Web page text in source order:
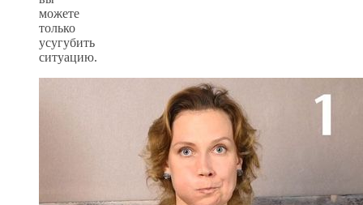
можете
только
усугубить
ситуацию.